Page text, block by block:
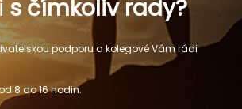
s čímkoliv rady?
podporu a kolegové Vám rádi
8 do 16 hodin.